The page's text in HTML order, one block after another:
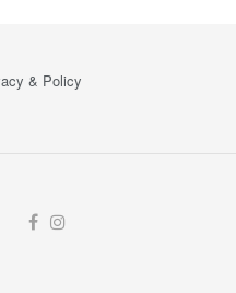
& Policy